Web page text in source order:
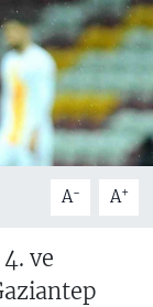
A- A+
ve